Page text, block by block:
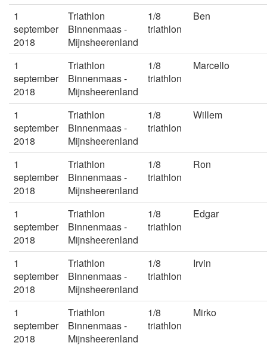
1
september
2018
Triathlon
Binnenmaas -
Mijnsheerenland
1/8
triathlon
Ben
1
september
2018
Triathlon
Binnenmaas -
Mijnsheerenland
1/8
triathlon
Marcello
1
september
2018
Triathlon
Binnenmaas -
Mijnsheerenland
1/8
triathlon
Willem
1
september
2018
Triathlon
Binnenmaas -
Mijnsheerenland
1/8
triathlon
Ron
1
september
2018
Triathlon
Binnenmaas -
Mijnsheerenland
1/8
triathlon
Edgar
1
september
2018
Triathlon
Binnenmaas -
Mijnsheerenland
1/8
triathlon
Irvin
1
september
2018
Triathlon
Binnenmaas -
Mijnsheerenland
1/8
triathlon
Mirko